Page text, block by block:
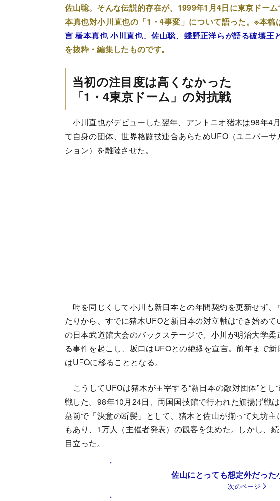
佐山聡。そんな伝説的存在が、1999年1月4日に東京ドー
本真也対小川直也の「1・4事変」について語った。※本
言 橋本真也 小川直也、佐山聡、蝶野正洋らが語る破壊王
を抜粋・編集したものです。
当初の注目度は高くなかった
「1・4東京ドーム」の対抗戦
小川直也がデビューした翌年、アントニオ猪木は98年4
て自身の団体、世界格闘技連合あらためUFO（ユニバー
ション）を離陸させた。
時を同じくして小川も新日本との年間契約を更新せず
たりから、すでに猪木UFOと新日本の対立軸はでき始め
の日本武道館大会のバックステージで、小川が明治大学
る事件を起こし、坂口はUFOとの絶縁を宣言。前年まで
はUFOに移ることとなる。
こうしてUFOは猪木が主宰する“新日本の敵対団体”と
戦した。98年10月24日、両国国技館で行われた旗揚げ戦
墓前で「決意の断髪」として、猪木と佐山が揃って丸坊
もあり、1万人（主催者発表）の観客を集めた。しかし、
目立った。
佐山にとっても想定外だった
次のページ